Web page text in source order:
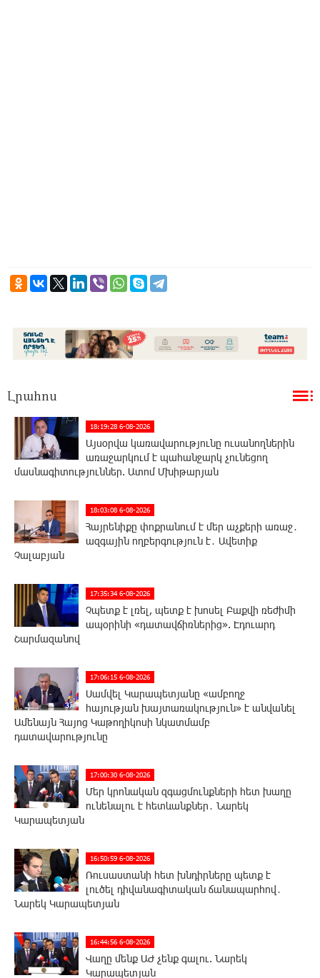
Լրահոս
18:19:28 6-08-2026
Այսօրվա կառավարությունը ուսանողներին
առաջարկում է պահանջարկ չունեցող
մասնագիտություններ. Ատոմ Մխիթարյան
18:03:08 6-08-2026
Հայրենիքը փոքրանում է մեր աչքերի առաջ․
ազգային ողբերգություն է․ Ավետիք
Չալաբյան
17:35:34 6-08-2026
Չպետք է լռել, պետք է խոսել Բաքվի ռեժիմի
ապօրինի «դատավճիռներից». Էդուարդ
Շարմազանով
17:06:15 6-08-2026
Սամվել Կարապետյանը «ամբողջ
հայության խայտառակություն» է անվանել
Ամենայն Հայոց Կաթողիկոսի նկատմամբ
դատավարությունը
17:00:30 6-08-2026
Մեր կրոնական զգացմունքների հետ խաղը
ունենալու է հետևանքներ․ Նարեկ
Կարապետյան
16:50:59 6-08-2026
Ռուսաստանի հետ խնդիրները պետք է
լուծել դիվանագիտական ճանապարհով․
Նարեկ Կարապետյան
16:44:56 6-08-2026
Վաղը մենք ԱԺ չենք գալու. Նարեկ
Կարապետյան